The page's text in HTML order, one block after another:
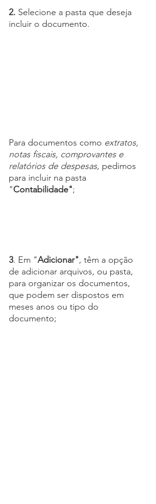
2. Selecione a pasta que deseja
incluir o documento.
Para documentos como extratos,
notas fiscais, comprovantes e
relatórios de despesas, pedimos
para incluir na pasta
"Contabilidade";
3. Em "Adicionar", têm a opção
de adicionar arquivos, ou pasta,
para organizar os documentos,
que podem ser dispostos em
meses anos ou tipo do
documento;